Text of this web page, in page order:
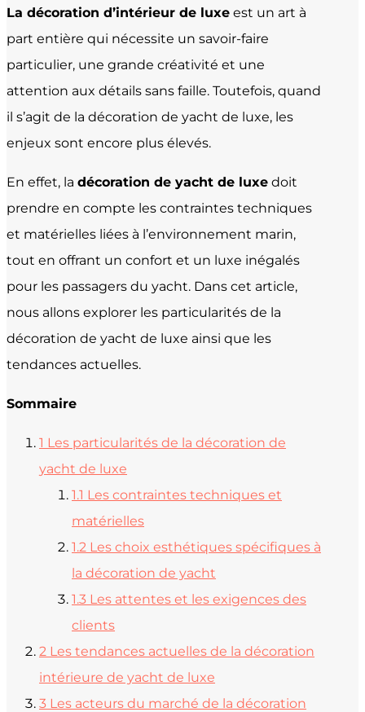
La décoration d’intérieur de luxe est un art à
part entière qui nécessite un savoir-faire
particulier, une grande créativité et une
attention aux détails sans faille. Toutefois, quand
il s’agit de la décoration de yacht de luxe, les
enjeux sont encore plus élevés.
En effet, la décoration de yacht de luxe doit
prendre en compte les contraintes techniques
et matérielles liées à l’environnement marin,
tout en offrant un confort et un luxe inégalés
pour les passagers du yacht. Dans cet article,
nous allons explorer les particularités de la
décoration de yacht de luxe ainsi que les
tendances actuelles.
Sommaire
1 Les particularités de la décoration de
yacht de luxe
1.1 Les contraintes techniques et
matérielles
1.2 Les choix esthétiques spécifiques à
la décoration de yacht
1.3 Les attentes et les exigences des
clients
2 Les tendances actuelles de la décoration
intérieure de yacht de luxe
3 Les acteurs du marché de la décoration